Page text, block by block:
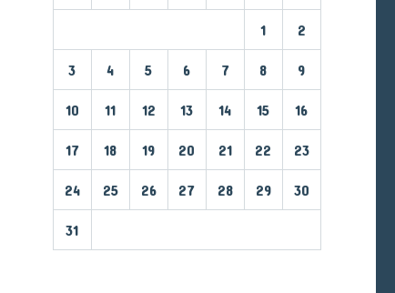
1 2
3 4 5 6 7 8 9
10 11 12 13 14 15 16
17 18 19 20 21 22 23
24 25 26 27 28 29 30
31